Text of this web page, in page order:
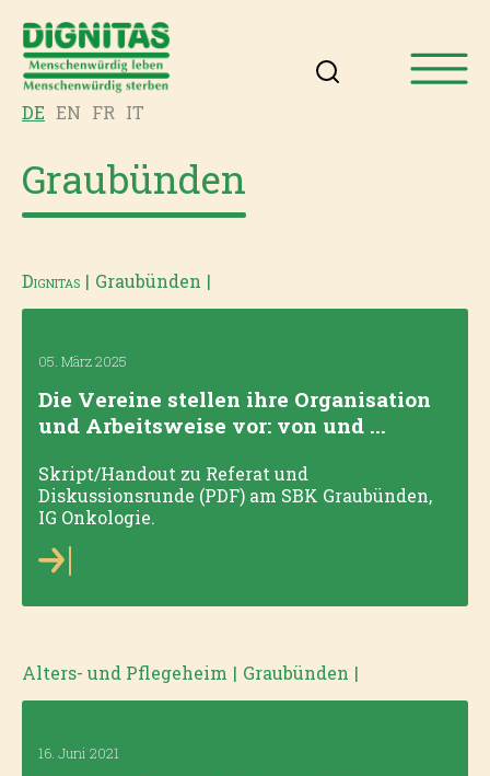
DE EN FR IT
Graubünden
Dignitas | Graubünden |
05. März 2025
Die Vereine stellen ihre Organisation
und Arbeitsweise vor: von und ...
Skript/Handout zu Referat und
Diskussionsrunde (PDF) am SBK Graubünden,
IG Onkologie.
Alters- und Pflegeheim | Graubünden |
16. Juni 2021